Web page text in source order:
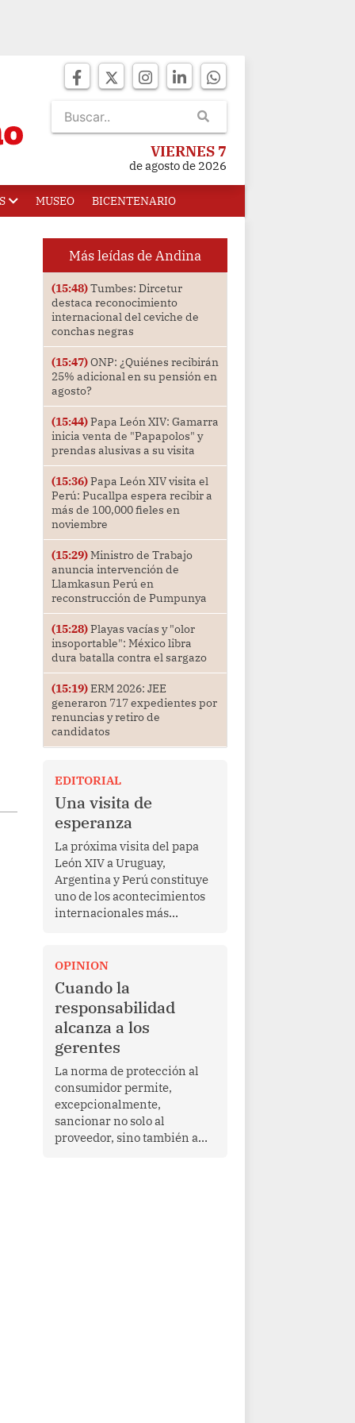
VIERNES 7
de agosto de 2026
MUSEO BICENTENARIO
Más leídas de Andina
(15:48)Tumbes: Dircetur
destaca reconocimiento
internacional del ceviche de
conchas negras
(15:47)ONP: ¿Quiénes recibirán
25% adicional en su pensión en
agosto?
(15:44)Papa León XIV: Gamarra
inicia venta de "Papapolos" y
prendas alusivas a su visita
(15:36)Papa León XIV visita el
Perú: Pucallpa espera recibir a
más de 100,000 fieles en
noviembre
(15:29)Ministro de Trabajo
anuncia intervención de
Llamkasun Perú en
reconstrucción de Pumpunya
(15:28)Playas vacías y "olor
insoportable": México libra
dura batalla contra el sargazo
(15:19)ERM 2026: JEE
generaron 717 expedientes por
renuncias y retiro de
candidatos
EDITORIAL
Una visita de
esperanza
La próxima visita del papa
León XIV a Uruguay,
Argentina y Perú constituye
uno de los acontecimientos
internacionales más
Más allá de su dimensión
religiosa, esta gira
representa una oportunidad
para reafirmar el valor del
diálogo, fortalecer los
vínculos entre los pueblos y
proyectar una imagen de
cooperación en una región
que enfrenta desafíos en
materia de desarrollo,
cohesión social y
gobernabilidad.
OPINION
Cuando la
responsabilidad
alcanza a los
gerentes
La norma de protección al
consumidor permite,
excepcionalmente,
sancionar no solo al
proveedor, sino también a